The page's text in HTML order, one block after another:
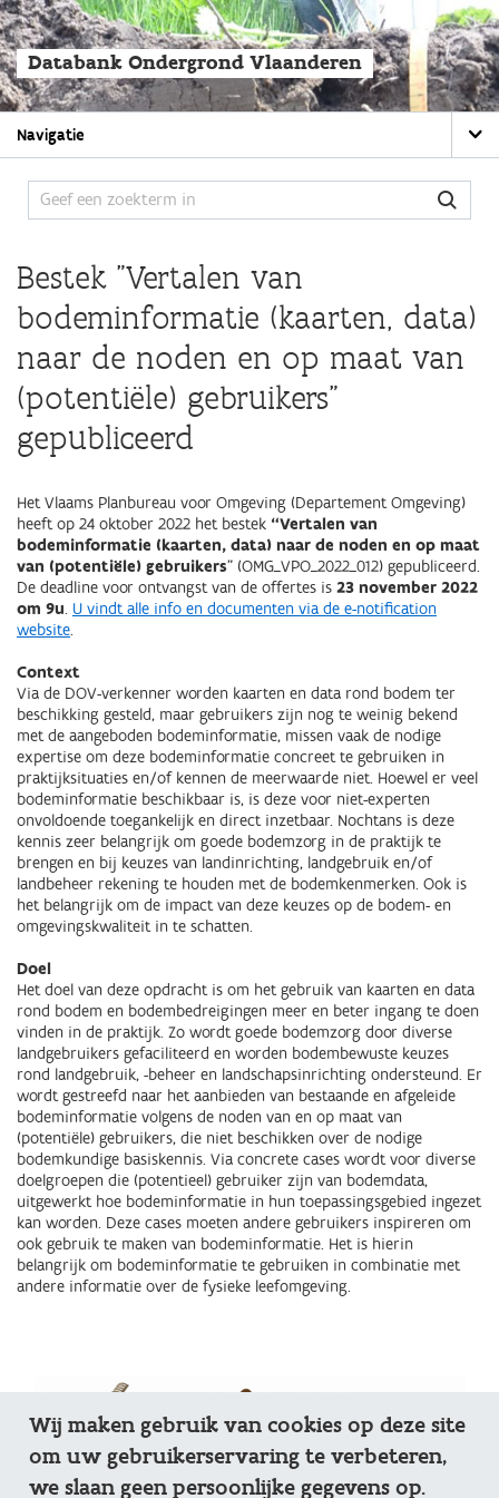
Overslaan
en
naar
de
algemene
inhoud
Databank Ondergrond Vlaanderen
Main
navigation
Navigatie
Bestek "Vertalen van
bodeminformatie (kaarten, data)
naar de noden en op maat van
(potentiële) gebruikers"
gepubliceerd
Het Vlaams Planbureau voor Omgeving (Departement Omgeving)
heeft op 24 oktober 2022 het bestek “Vertalen van
bodeminformatie (kaarten, data) naar de noden en op maat
van (potentiële) gebruikers” (OMG_VPO_2022_012) gepubliceerd.
De deadline voor ontvangst van de offertes is 23 november 2022
om 9u. U vindt alle info en documenten via de e-notification
website.
Context
Via de DOV-verkenner worden kaarten en data rond bodem ter
beschikking gesteld, maar gebruikers zijn nog te weinig bekend
met de aangeboden bodeminformatie, missen vaak de nodige
expertise om deze bodeminformatie concreet te gebruiken in
praktijksituaties en/of kennen de meerwaarde niet. Hoewel er veel
bodeminformatie beschikbaar is, is deze voor niet-experten
onvoldoende toegankelijk en direct inzetbaar. Nochtans is deze
kennis zeer belangrijk om goede bodemzorg in de praktijk te
brengen en bij keuzes van landinrichting, landgebruik en/of
landbeheer rekening te houden met de bodemkenmerken. Ook is
het belangrijk om de impact van deze keuzes op de bodem- en
omgevingskwaliteit in te schatten.
Doel
Het doel van deze opdracht is om het gebruik van kaarten en data
rond bodem en bodembedreigingen meer en beter ingang te doen
vinden in de praktijk. Zo wordt goede bodemzorg door diverse
landgebruikers gefaciliteerd en worden bodembewuste keuzes
rond landgebruik, -beheer en landschapsinrichting ondersteund. Er
wordt gestreefd naar het aanbieden van bestaande en afgeleide
bodeminformatie volgens de noden van en op maat van
(potentiële) gebruikers, die niet beschikken over de nodige
bodemkundige basiskennis. Via concrete cases wordt voor diverse
doelgroepen die (potentieel) gebruiker zijn van bodemdata,
uitgewerkt hoe bodeminformatie in hun toepassingsgebied ingezet
kan worden. Deze cases moeten andere gebruikers inspireren om
ook gebruik te maken van bodeminformatie. Het is hierin
belangrijk om bodeminformatie te gebruiken in combinatie met
andere informatie over de fysieke leefomgeving.
Wij maken gebruik van cookies op deze site
om uw gebruikerservaring te verbeteren,
we slaan geen persoonlijke gegevens op.